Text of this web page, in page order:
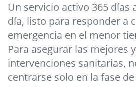
Un servicio activo 365 días
día, listo para responder a
emergencia en el menor
Para asegurar las mejores
intervenciones sanitarias,
centrarse solo en la fase